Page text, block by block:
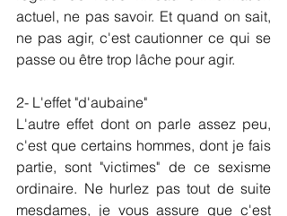
actuel, ne pas savoir. Et quand on sait,
ne pas agir, c'est cautionner ce qui se
passe ou être trop lâche pour agir.
2- L'effet "d'aubaine"
L'autre effet dont on parle assez peu,
c'est que certains hommes, dont je fais
partie, sont "victimes" de ce sexisme
ordinaire. Ne hurlez pas tout de suite
mesdames, je vous assure que c'est